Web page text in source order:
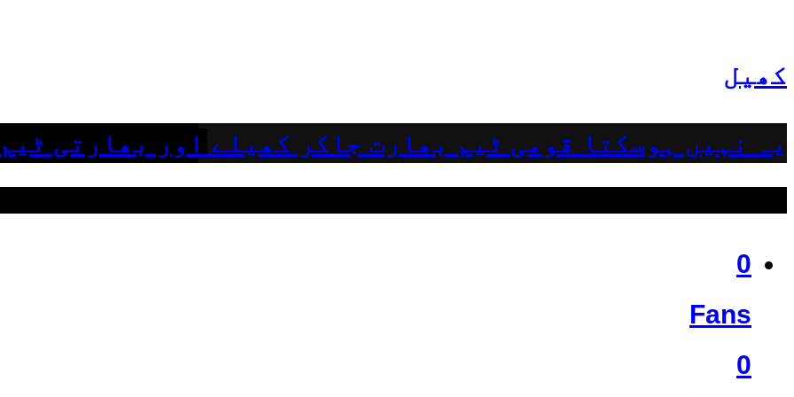
کھیل
یہ نہیں ہوسکتا قومی ٹیم بھارت جاکر کھیلے اور بھارتی
0
Fans
0